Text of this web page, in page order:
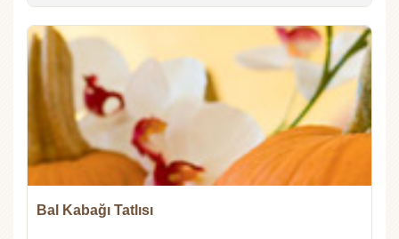
Bal Kabağı Tatlısı